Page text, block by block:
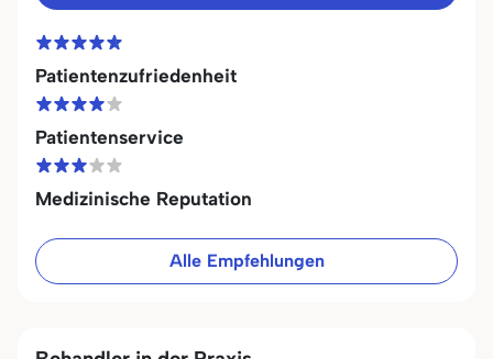
Patientenzufriedenheit
Patientenservice
Medizinische Reputation
Alle Empfehlungen